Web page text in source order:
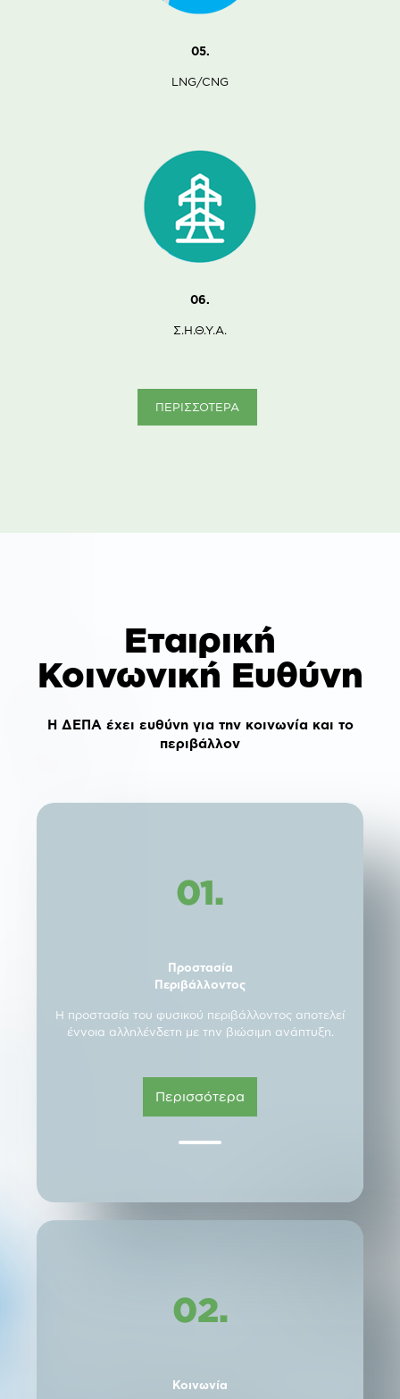
05.
LNG/CNG
06.
Σ.Η.Θ.Υ.Α.
ΠΕΡΙΣΣΟΤΕΡΑ
Εταιρική
Κοινωνική Ευθύνη
Η ΔΕΠΑ έχει ευθύνη για την κοινωνία και το
περιβάλλον
01.
Προστασία
Περιβάλλοντος
Η προστασία του φυσικού περιβάλλοντος αποτελεί
έννοια αλληλένδετη με την βιώσιμη ανάπτυξη.
Περισσότερα
02.
Κοινωνία